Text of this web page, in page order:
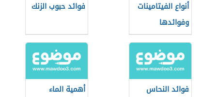
أنواع الفيتامينات
وفوائدها
فوائد حبوب الزنك
فوائد النحاس
أهمية الماء